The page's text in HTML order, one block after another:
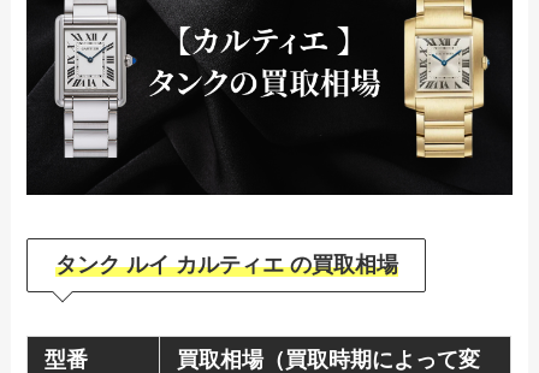
タンク ルイ カルティエ の買取相場
型番
買取相場（買取時期によって変